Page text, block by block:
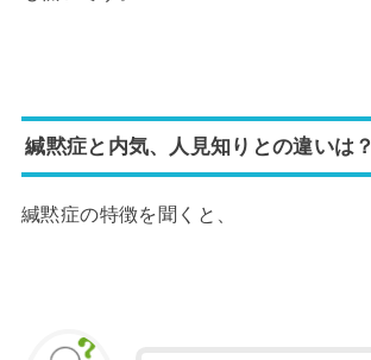
緘黙症と内気、人見知りとの違いは？
緘黙症の特徴を聞くと、